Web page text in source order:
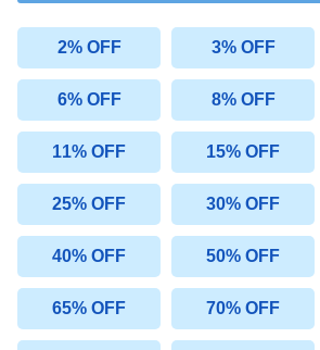
2% OFF 3% OFF
6% OFF 8% OFF
11% OFF 15% OFF
25% OFF 30% OFF
40% OFF 50% OFF
65% OFF 70% OFF